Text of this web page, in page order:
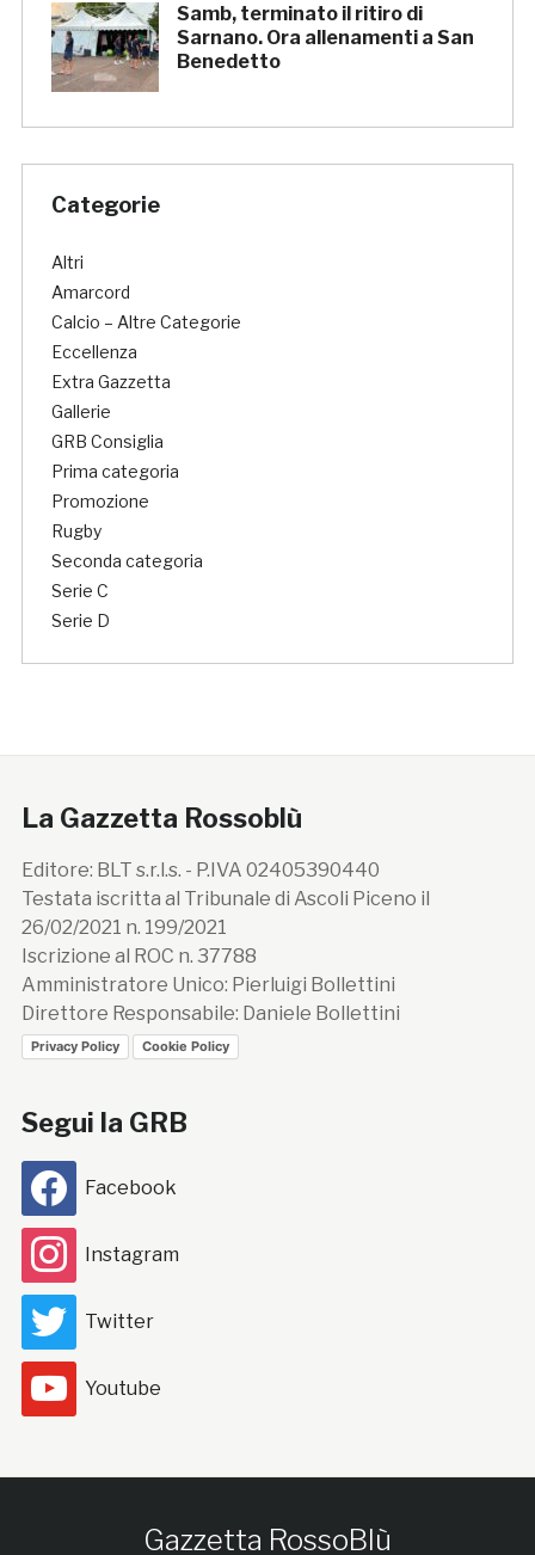
Samb, terminato il ritiro di
Sarnano. Ora allenamenti a San
Benedetto
Categorie
Altri
Amarcord
Calcio – Altre Categorie
Eccellenza
Extra Gazzetta
Gallerie
GRB Consiglia
Prima categoria
Promozione
Rugby
Seconda categoria
Serie C
Serie D
La Gazzetta Rossoblù
Editore: BLT s.r.l.s. - P.IVA 02405390440
Testata iscritta al Tribunale di Ascoli Piceno il
26/02/2021 n. 199/2021
Iscrizione al ROC n. 37788
Amministratore Unico: Pierluigi Bollettini
Direttore Responsabile: Daniele Bollettini
Privacy Policy Cookie Policy
Segui la GRB
Facebook
Instagram
Twitter
Youtube
Gazzetta RossoBlù